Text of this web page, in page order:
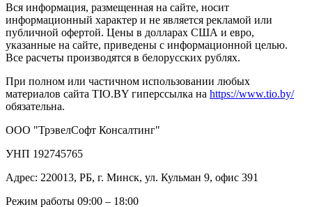
Вся информация, размещенная на сайте, носит
информационный характер и не является рекламой или
публичной офертой. Цены в долларах США и евро,
указанные на сайте, приведены с информационной целью.
Все расчеты производятся в белорусских рублях.
При полном или частичном использовании любых
материалов сайта TIO.BY гиперссылка на https://www.tio.by/
обязательна.
ООО "ТрэвелСофт Консалтинг"
УНП 192745765
Адрес: 220013, РБ, г. Минск, ул. Кульман 9, офис 391
Режим работы 09:00 – 18:00